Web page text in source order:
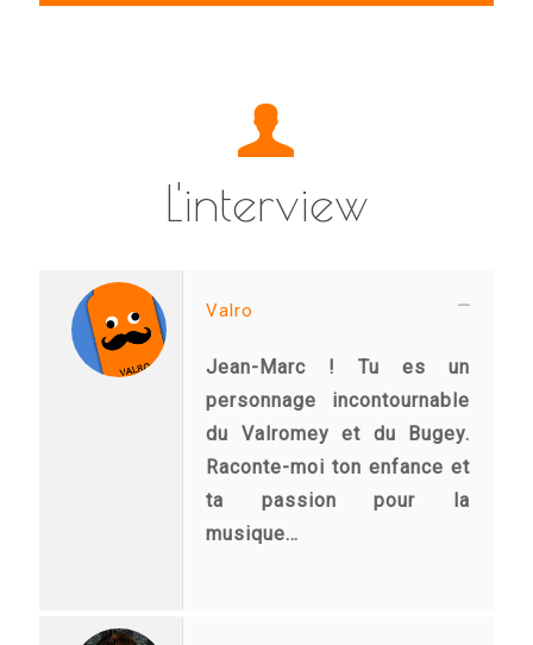
L'interview
Valro
Jean-Marc ! Tu es un
personnage incontournable
du Valromey et du Bugey.
Raconte-moi ton enfance et
ta passion pour la
musique…